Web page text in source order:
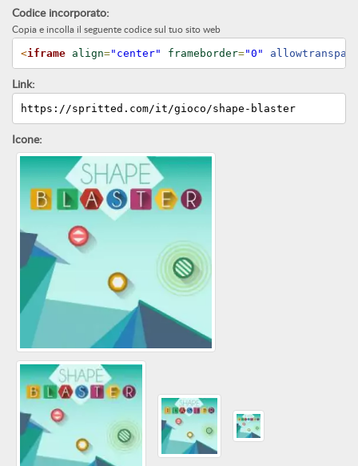
Codice incorporato:
Copia e incolla il seguente codice sul tuo sito web
<iframe align="center" frameborder="0"
Link:
https://spritted.com/it/gioco/shape-blaster
Icone: